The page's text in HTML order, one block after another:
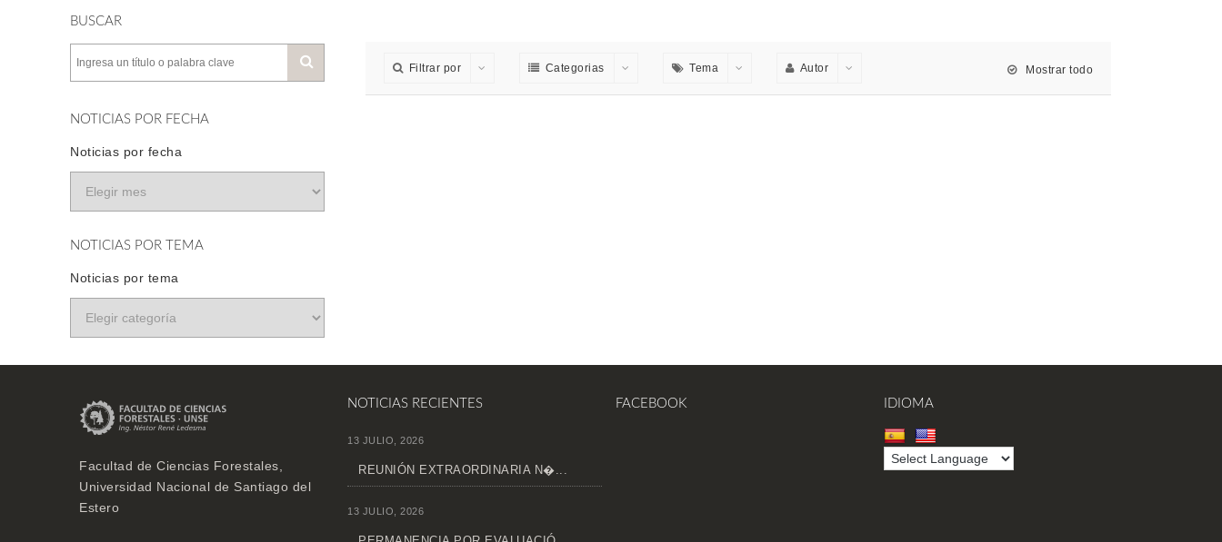
BUSCAR
NOTICIAS POR FECHA
Noticias por fecha
NOTICIAS POR TEMA
Noticias por tema
Filtrar por Categorias Tema Autor Mostrar todo
Facultad de Ciencias Forestales,
Universidad Nacional de Santiago del
Estero
NOTICIAS RECIENTES
13 JULIO, 2026
REUNIÓN EXTRAORDINARIA N�...
13 JULIO, 2026
FACEBOOK IDIOMA